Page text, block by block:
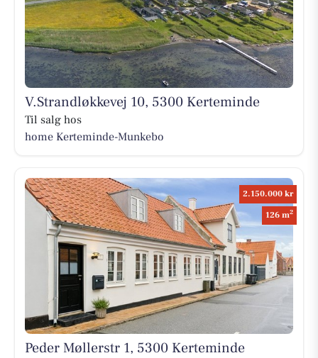
V.Strandløkkevej 10, 5300 Kerteminde
Til salg hos
home Kerteminde-Munkebo
2.150.000 kr
126 m2
Peder Møllerstr 1, 5300 Kerteminde